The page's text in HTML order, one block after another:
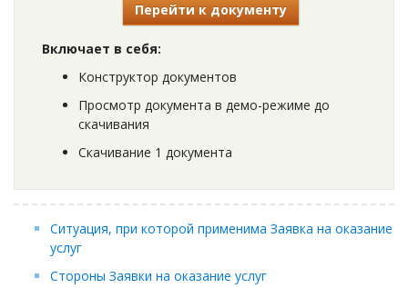
Перейти к документу
Включает в себя:
Конструктор документов
Просмотр документа в демо-режиме до
скачивания
Скачивание 1 документа
Ситуация, при которой применима Заявка на оказание
услуг
Стороны Заявки на оказание услуг